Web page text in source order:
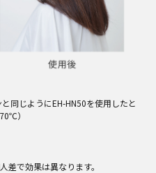
同じようにEH-HN50を使用したと
）
差で効果は異なります。